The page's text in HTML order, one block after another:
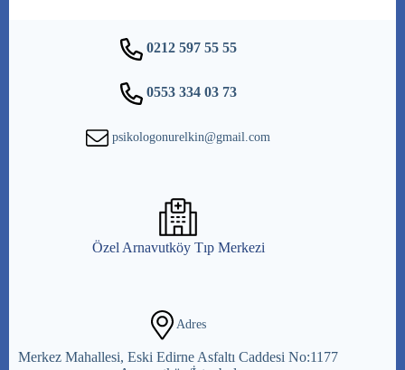
0212 597 55 55
0553 334 03 73
psikologonurelkin@gmail.com
Özel Arnavutköy Tıp Merkezi
Adres
Merkez Mahallesi, Eski Edirne Asfaltı Caddesi No:1177